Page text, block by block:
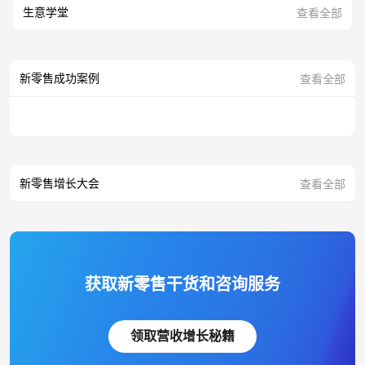
生意学堂 查看全部
新零售成功案例 查看全部
新零售增长大会 查看全部
获取新零售干货和咨询服务
领取营收增长秘籍